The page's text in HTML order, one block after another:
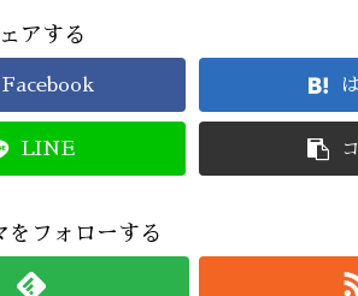
アする
Facebook
LINE
をフォローする